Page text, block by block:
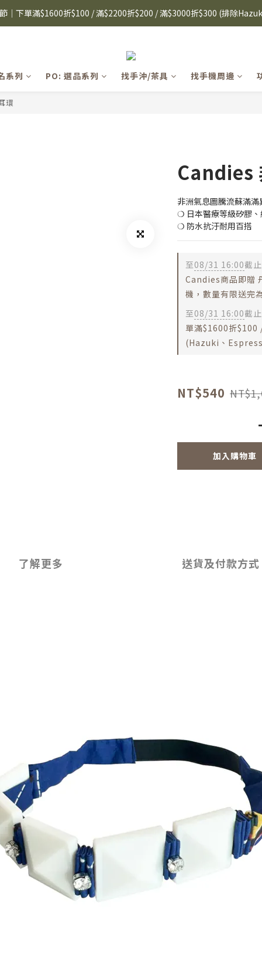
｜下單滿$1600折$100 / 滿$2200折$200 / 滿$3000折$300 (排除
｜下單滿$1600折$100 / 滿$2200折$200 / 滿$3000折$300 (排除
殼 $299起🤳🏻下單即贈 限量造型鑰匙圈(款式隨機)🤍 iPhone 16 手
系列 PO: 選品系列 找手沖/茶具 找手機周邊
環
Candies
非洲氣息圖騰流蘇滿
❍ 日本醫療等級矽膠
❍ 防水抗汙耐用百搭
至08/31 16:00截止
Candies商品即贈
機，數量有限送完
至08/31 16:00截止
單滿$1600折
(Hazuki、
NT$540
加入購物車
了解更多 送貨及付款方式